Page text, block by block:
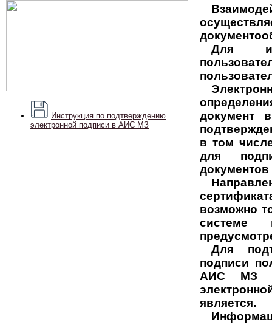
Инструкция по подтверждению
электронной подписи в АИС МЗ
Для
документ
в том
для
документов
возможно
системе
Для
подписи
АИС МЗ
является.